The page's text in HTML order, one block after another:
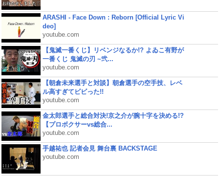
ARASHI - Face Down : Reborn [Official Lyric Vi
deo]
youtube.com
【鬼滅一番くじ】リベンジなるか!? よゐこ有野が
一番くじ 鬼滅の刃 ~弐...
youtube.com
【朝倉未来選手と対談】朝倉選手の空手技、レベ
ル高すぎてビビった!!
youtube.com
金太郎選手と総合対決!京之介が腕十字を決める!?
【プロボクサーvs総合...
youtube.com
手越祐也 記者会見 舞台裏 BACKSTAGE
youtube.com